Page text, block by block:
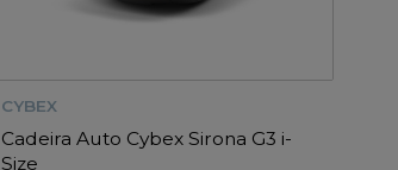
CYBEX
Cadeira Auto Cybex Sirona G3 i-
Size